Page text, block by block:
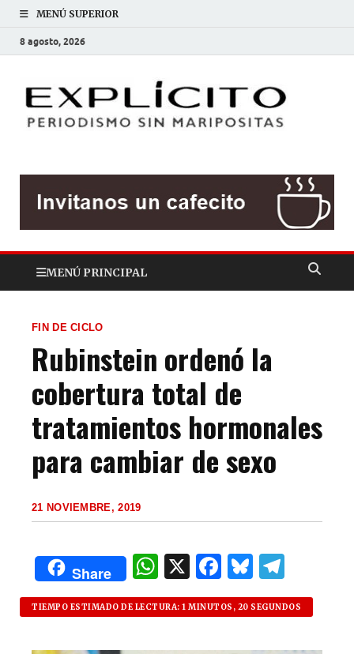
MENÚ SUPERIOR
8 agosto, 2026
MENÚ PRINCIPAL
FIN DE CICLO
Rubinstein ordenó la
cobertura total de
tratamientos hormonales
para cambiar de sexo
21 NOVIEMBRE, 2019
Share
W
h
at
s
X F
a
c
e
B
lu
es
k
el
e
g
TIEMPO ESTIMADO DE LECTURA: 1 MINUTOS, 20 SEGUNDOS